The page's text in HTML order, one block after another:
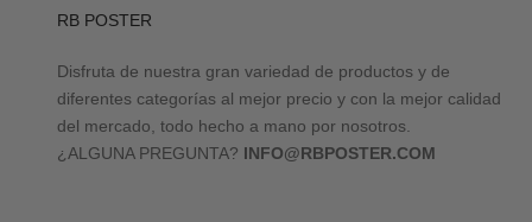
RB POSTER
Disfruta de nuestra gran variedad de productos y de
diferentes categorías al mejor precio y con la mejor calidad
del mercado, todo hecho a mano por nosotros.
¿ALGUNA PREGUNTA? INFO@RBPOSTER.COM